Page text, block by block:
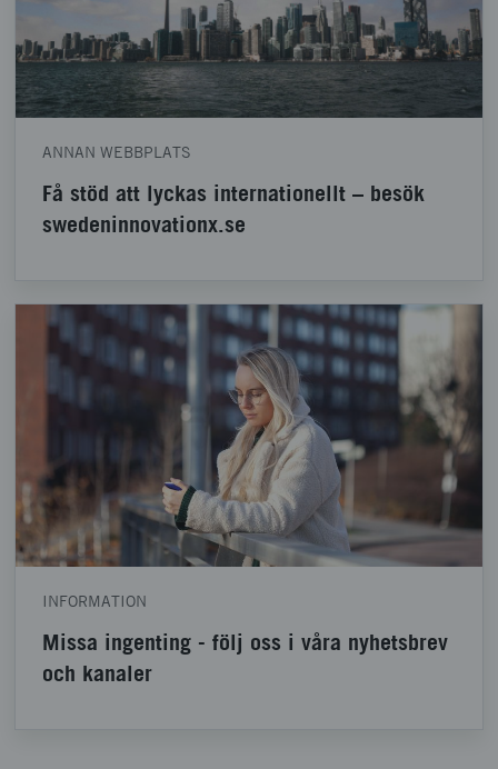
ANNAN WEBBPLATS
Få stöd att lyckas internationellt – besök
swedeninnovationx.se
INFORMATION
Missa ingenting - följ oss i våra nyhetsbrev
och kanaler